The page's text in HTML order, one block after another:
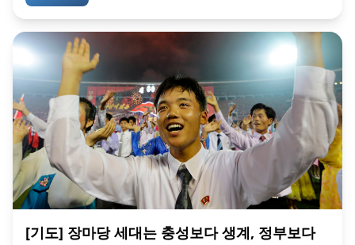
[기도] 장마당 세대는 충성보다 생계, 정부보다